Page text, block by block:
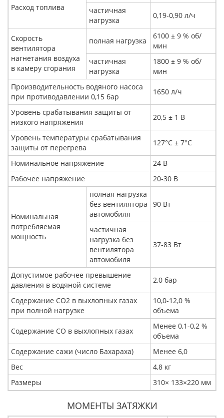
Расход топлива
частичная
нагрузка
0,19-0,90 л/ч
Скорость
вентилятора
нагнетания воздуха
в камеру сгорания
полная нагрузка
6100 ± 9 % об/
мин
частичная
нагрузка
1800 ± 9 % об/
мин
Производительность водяного насоса
при противодавлении 0,15 бар
1650 л/ч
Уровень срабатывания защиты от
низкого напряжения
20,5 ± 1 В
Уровень температуры срабатывания
защиты от перегрева
127°C ± 7°C
Номинальное напряжение
24 В
Рабочее напряжение
20-30 В
Номинальная
потребляемая
мощность
полная нагрузка
без вентилятора
автомобиля
90 Вт
частичная
нагрузка без
вентилятора
автомобиля
37-83 Вт
Допустимое рабочее превышение
давления в водяной системе
2,0 бар
Содержание CO2 в выхлопных газах
при полной нагрузке
10,0-12,0 %
объема
Содержание CO в выхлопных газах
Менее 0,1-0,2 %
объема
Содержание сажи (число Бахараха)
Менее 6,0
Вес
4,8 кг
Размеры
310× 133×220 мм
МОМЕНТЫ ЗАТЯЖКИ